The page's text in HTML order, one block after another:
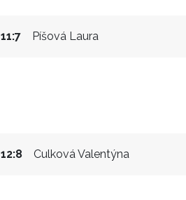
Píšová Laura
11:7
Culková Valentýna
12:8